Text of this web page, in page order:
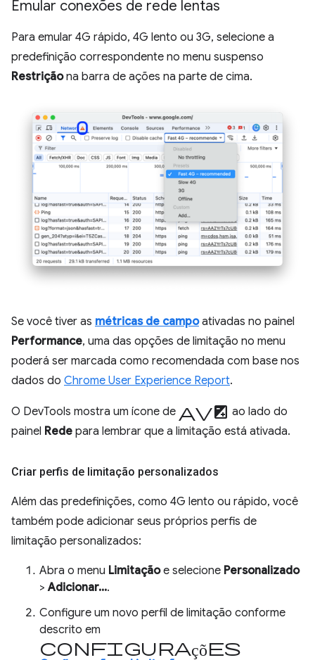
Emular conexões de rede lentas
Para emular 4G rápido, 4G lento ou 3G, selecione a
predefinição correspondente no menu suspenso
Restriçãona barra de ações na parte de cima.
Se você tiver as métricas de campoativadas no painel
Performance, uma das opções de limitação no menu
poderá ser marcada como recomendada com base nos
dados do Chrome User Experience Report.
O DevTools mostra um ícone de aviso ao lado do
painel Rede para lembrar que a limitação está ativada.
Criar perfis de limitação personalizados
Além das predefinições, como 4G lento ou rápido, você
também pode adicionar seus próprios perfis de
limitação personalizados:
Abra o menu Limitaçãoe selecione Personalizado
>Adicionar....
Configure um novo perfil de limitação conforme
descrito em
Configurações